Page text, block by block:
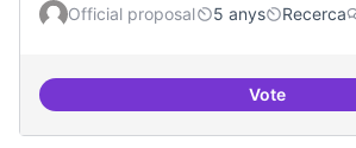
Official proposal 5 anys Recerca
VoteXarxa